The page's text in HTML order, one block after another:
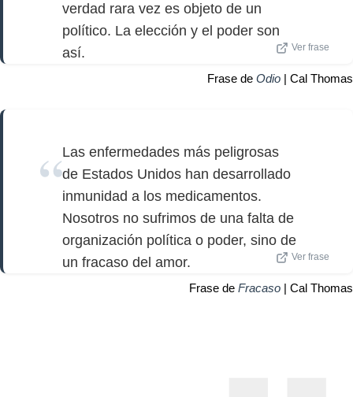
verdad rara vez es objeto de un
político. La elección y el poder son
así.
Ver frase
Frase de Odio | Cal Thomas
Las enfermedades más peligrosas
de Estados Unidos han desarrollado
inmunidad a los medicamentos.
Nosotros no sufrimos de una falta de
organización política o poder, sino de
un fracaso del amor.
Ver frase
Frase de Fracaso | Cal Thomas